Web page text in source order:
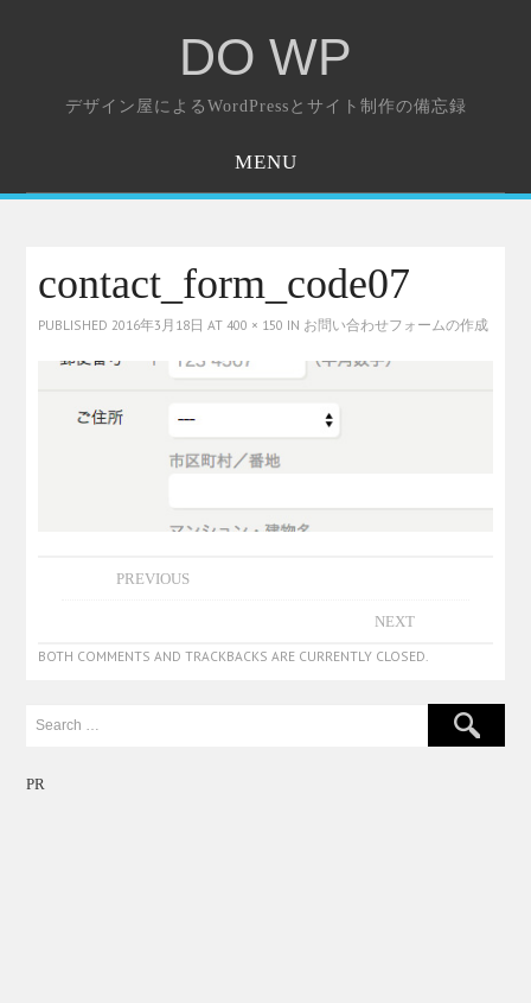
DO WP
デザイン屋によるWordPressとサイト制作の備忘録
MENU
contact_form_code07
PUBLISHED2016年3月18日 AT400 × 150 IN お問い合わせフォームの作成
PREVIOUS
NEXT
BOTH COMMENTS AND TRACKBACKS ARE CURRENTLY CLOSED.
PR